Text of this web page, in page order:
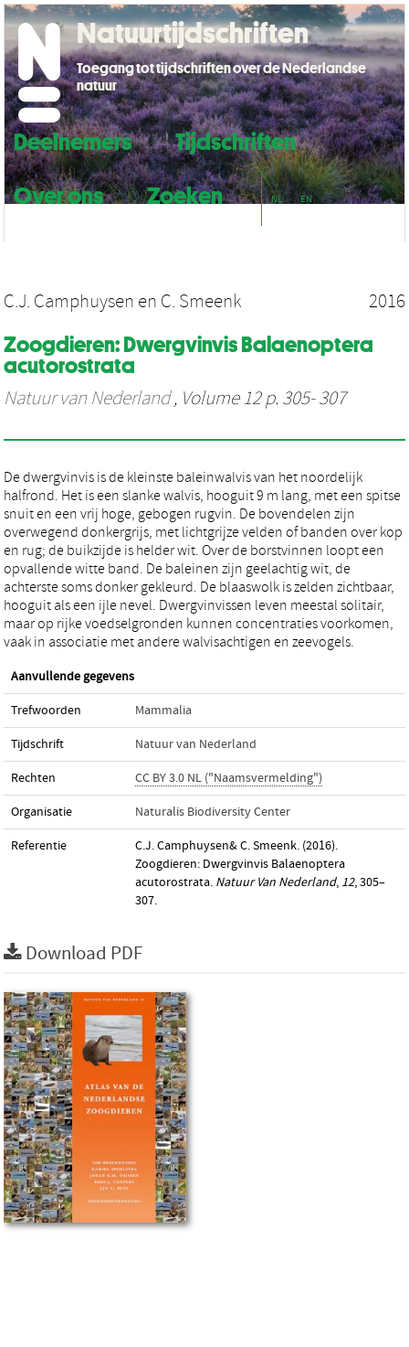
Deelnemers
Tijdschriften
Over ons
Zoeken NL EN
Natuurtijdschriften
Toegang tot tijdschriften over de Nederlandse
natuur
C.J. Camphuysen en C. Smeenk 2016
Zoogdieren: Dwergvinvis Balaenoptera
acutorostrata
Natuur van Nederland, Volume 12 p. 305- 307
De dwergvinvis is de kleinste baleinwalvis van het noordelijk
halfrond. Het is een slanke walvis, hooguit 9 m lang, met een spitse
snuit en een vrij hoge, gebogen rugvin. De bovendelen zijn
overwegend donkergrijs, met lichtgrijze velden of banden over kop
en rug; de buikzijde is helder wit. Over de borstvinnen loopt een
opvallende witte band. De baleinen zijn geelachtig wit, de
achterste soms donker gekleurd. De blaaswolk is zelden zichtbaar,
hooguit als een ijle nevel. Dwergvinvissen leven meestal solitair,
maar op rijke voedselgronden kunnen concentraties voorkomen,
vaak in associatie met andere walvisachtigen en zeevogels.
Aanvullende gegevens
Trefwoorden Mammalia
Tijdschrift Natuur van Nederland
Rechten CC BY 3.0 NL ("Naamsvermelding")
Organisatie Naturalis Biodiversity Center
Referentie
C.J. Camphuysen& C. Smeenk. (2016).
Zoogdieren: Dwergvinvis Balaenoptera
acutorostrata. Natuur Van Nederland, 12, 305–
307.
Download PDF